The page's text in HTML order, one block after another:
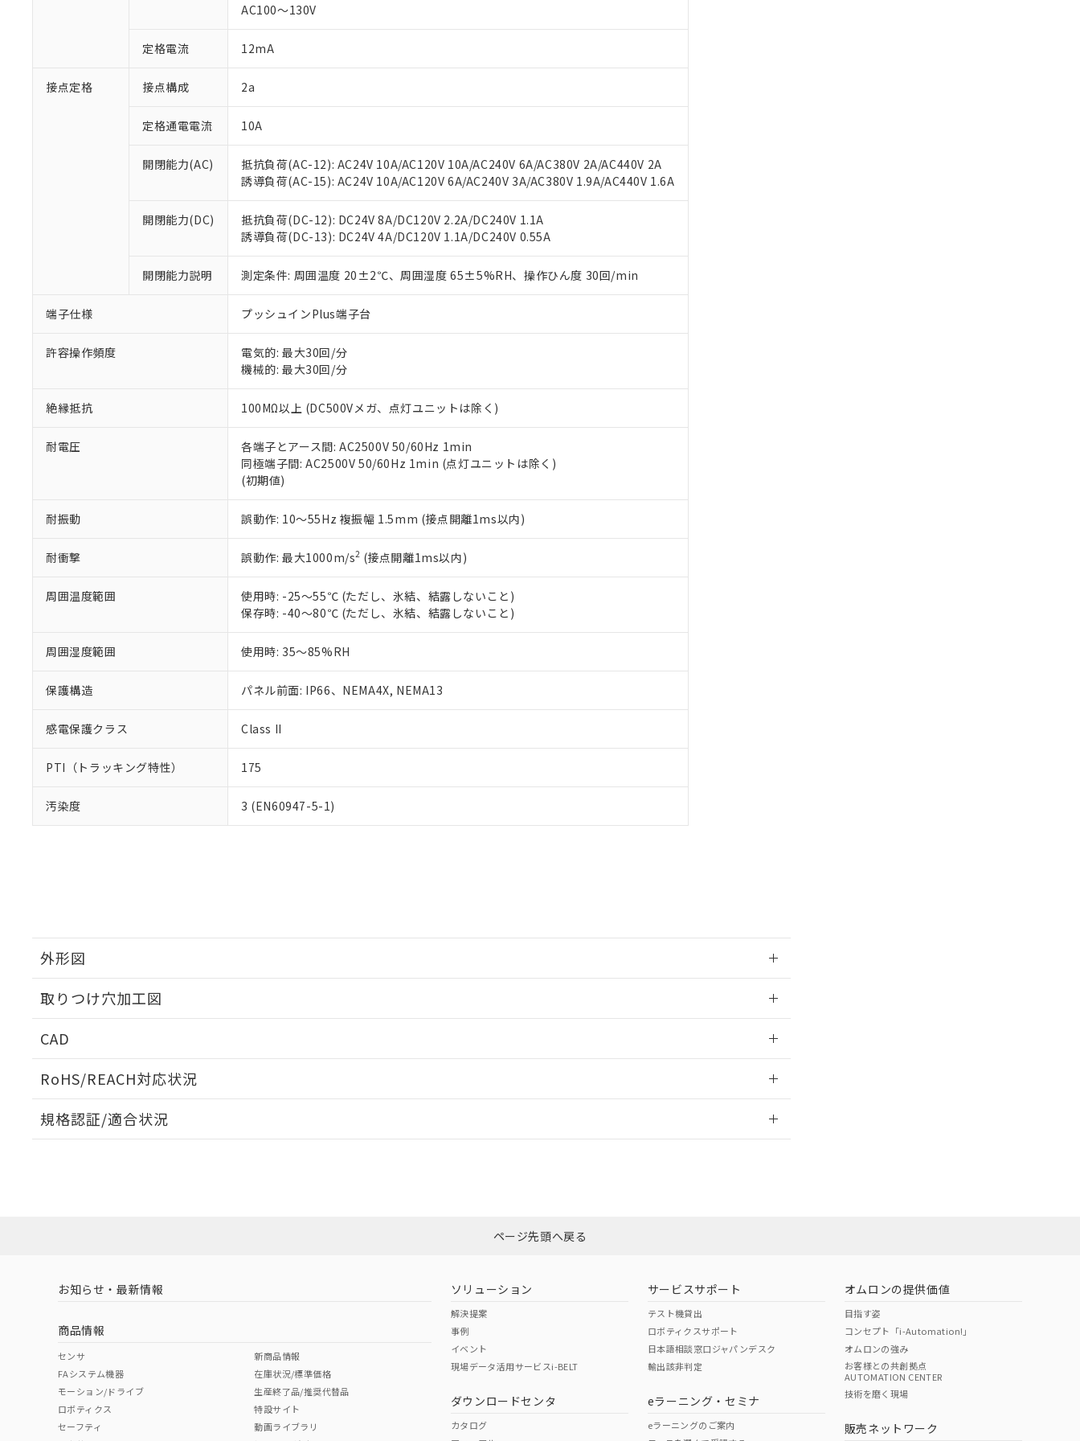
AC100～130V
定格電流 12mA
接点定格 接点構成 2a
定格通電電流 10A
開閉能力(AC)
抵抗負荷(AC-12): AC24V 10A/AC120V 10A/AC240V 6A/AC380V 2A/AC440V 2A
誘導負荷(AC-15): AC24V 10A/AC120V 6A/AC240V 3A/AC380V 1.9A/AC440V 1.6A
開閉能力(DC)
抵抗負荷(DC-12): DC24V 8A/DC120V 2.2A/DC240V 1.1A
誘導負荷(DC-13): DC24V 4A/DC120V 1.1A/DC240V 0.55A
開閉能力説明 測定条件: 周囲温度 20±2℃、周囲湿度 65±5%RH、操作ひん度 30回/min
端子仕様 プッシュインPlus端子台
許容操作頻度
電気的: 最大30回/分
機械的: 最大30回/分
絶縁抵抗 100MΩ以上 (DC500Vメガ、点灯ユニットは除く)
耐電圧
各端子とアース間: AC2500V 50/60Hz 1min
同極端子間: AC2500V 50/60Hz 1min (点灯ユニットは除く)
(初期値)
耐振動 誤動作: 10～55Hz 複振幅 1.5mm (接点開離1ms以内)
耐衝撃 誤動作: 最大1000m/s2 (接点開離1ms以内)
周囲温度範囲
使用時: -25～55℃ (ただし、氷結、結露しないこと)
保存時: -40～80℃ (ただし、氷結、結露しないこと)
周囲湿度範囲 使用時: 35～85%RH
保護構造 パネル前面: IP66、NEMA4X, NEMA13
感電保護クラス Class II
PTI（トラッキング特性） 175
汚染度 3 (EN60947-5-1)
外形図
取りつけ穴加工図
CAD
RoHS/REACH対応状況
EU RoHS 注意事項・凡例
ダウンロードはこちら
中国 RoHS 注意事項・凡例
中国 RoHS表
Pb Hg Cr(VI)
規格認証/適合状況
以下の条件をお読みいただき、同意のうえご利用ください。
正式な納期状況および標準価格はお客様のお取引先、またはお客様担当のオムロン制御機器販売店・
当社販売員にご相談ください。
オムロン制御機器販売店や当社販売拠点は「販売ネットワーク
」をご確認ください。
在庫状況および標準価格結果を当社の事前の承諾なく第三者に漏洩または開示しないようお願いしま
す。
マイパーツ機能（部品リスト作成サービス）をご利用いただくには、I-Webメンバーズにご登録され
ている必要があります。
が、当社の製品・サービスに関するお客様との取引・商談に必要な範囲で利用することをご了承くだ
さい。
※当社の共同利用者とは、
いる法人を指します。
があります。
*EU RoHS指令（10物質）：
六価クロム(Cr(Ⅵ)) 1000ppm以下、ポリ臭化ビフェニル類(PBB) 1000ppm以下、ポリ臭化ジフェニルエーテル類(PBDE) 1000ppm以下、
但し、RoHS指令で産業用監視および制御機器に対する適用除外項目は除く。
フタル酸エステル類の４物質については閾値を超える意図的な使用がないことを確認しています。
※2 対応予定月
部品在庫の切り替え状況などにより、予定月が前後することがあります。
※3 非含有証明書ダウンロード
EU RoHS指令（10物質）の非含有証明書
51物質の非含有証明書（当社基準）
※本証明書は発行日時点で非含有を証明するもので、過去に遡って非含有を証明するものではありません。
また、RoHS指令のフタル酸エステル類４物質の対応では、対応完了までの期間は出荷製品に未対応品が
混在することから備考欄に対応日を記載しておりました。
既に当社にて対応品への在庫切替を完了していることから、特段のことがない限り、2022年1月12日よ
「×」：最大均質材料含有率が中国RoHSの基準値を超えていることを示します。
「－」：未確認です。当社販売部門へお問い合わせください。
Pb(鉛) :1000ppm、 Hg(水銀) : 1000ppm、 Cd(カドミウム) : 100ppm、
DBP(フタル酸ジブチル) : 1000ppm、 DIBP(フタル酸ジイソブチル) : 1000ppm、 BBP(フタル酸ブチルベンジル) : 1000ppm、
※2 環境保護使用期限
「ｅ」：有害物質（10物質）のすべてが基準値以下であることを示します。
「10」：通常の使用状況下において有害物質が外部に漏えいし、環境に深刻な影響を及ぼさない年数を意
味します。
「－」：未確認です。当社販売部門へお問い合わせください。
う）を輸出または国外への提供する場合は、日本国政府の輸出許可(または役務取引許可)を取得する
置等に一切使用いたしません。
当社は、貴社製品を第三者に販売する場合は、上記1、2および3の内容を当該第三者に通知します。
また当社は、販売先および販売に係わる関係者が違法に輸出するおそれがある場合は、取り引きをい
たしません。
記
説明
△ 一定数には満たないが在庫あり
－
在庫なし(最新の在庫状況については、お客様のお取引先、またはお客様担当のオムロン制御
機器販売店・当社販売員にご確認ください)
空
白
受注生産機種、また在庫状況の情報を公開していない機種
ページ先頭へ戻る
お知らせ・最新情報
商品情報
センサ
FAシステム機器
モーション/ドライブ
ロボティクス
セーフティ
新商品情報
在庫状況/標準価格
生産終了品/推奨代替品
特設サイト
動画ライブラリ
ソリューション
解決提案
事例
イベント
現場データ活用サービスi-BELT
ダウンロードセンタ
カタログ
サービスサポート
テスト機貸出
ロボティクスサポート
日本語相談窓口ジャパンデスク
輸出該非判定
eラーニング・セミナ
eラーニングのご案内
オムロンの提供価値
目指す姿
コンセプト「i-Automation!」
オムロンの強み
お客様との共創拠点
AUTOMATION CENTER
技術を磨く現場
販売ネットワーク